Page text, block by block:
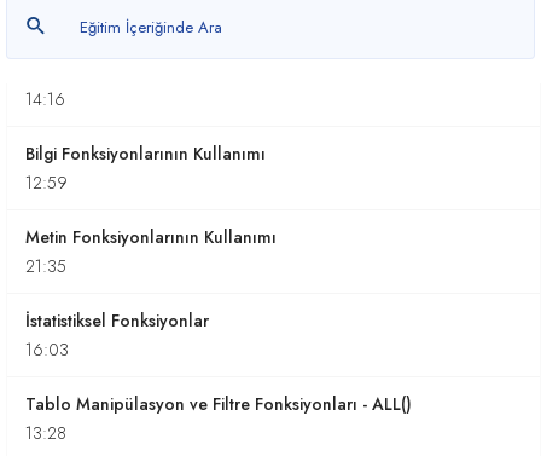
06:40
14:16
Bilgi Fonksiyonlarının Kullanımı
12:59
Metin Fonksiyonlarının Kullanımı
21:35
İstatistiksel Fonksiyonlar
16:03
Tablo Manipülasyon ve Filtre Fonksiyonları - ALL()
13:28